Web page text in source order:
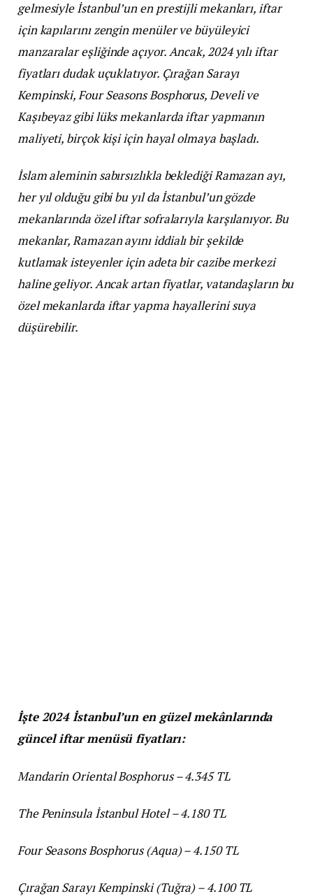
gelmesiyle İstanbul’un en prestijli mekanları, iftar
için kapılarını zengin menüler ve büyüleyici
manzaralar eşliğinde açıyor. Ancak, 2024 yılı iftar
fiyatları dudak uçuklatıyor. Çırağan Sarayı
Kempinski, Four Seasons Bosphorus, Develi ve
Kaşıbeyaz gibi lüks mekanlarda iftar yapmanın
maliyeti, birçok kişi için hayal olmaya başladı.
İslam aleminin sabırsızlıkla beklediği Ramazan ayı,
her yıl olduğu gibi bu yıl da İstanbul’un gözde
mekanlarında özel iftar sofralarıyla karşılanıyor. Bu
mekanlar, Ramazan ayını iddialı bir şekilde
kutlamak isteyenler için adeta bir cazibe merkezi
haline geliyor. Ancak artan fiyatlar, vatandaşların bu
özel mekanlarda iftar yapma hayallerini suya
düşürebilir.
İşte 2024 İstanbul’un en güzel mekânlarında
güncel iftar menüsü fiyatları:
Mandarin Oriental Bosphorus – 4.345 TL
The Peninsula İstanbul Hotel – 4.180 TL
Four Seasons Bosphorus (Aqua) – 4.150 TL
Çırağan Sarayı Kempinski (Tuğra) – 4.100 TL